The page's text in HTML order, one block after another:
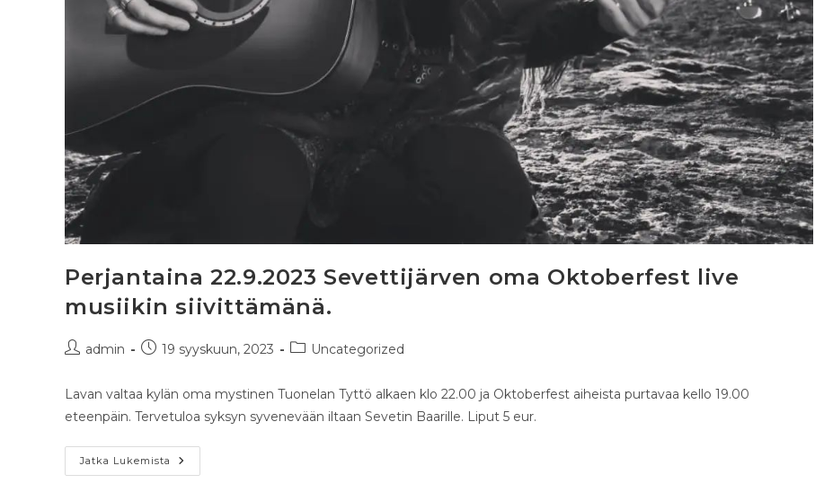
Perjantaina 22.9.2023 Sevettijärven oma Oktoberfest live
musiikin siivittämänä.
admin 19 syyskuun, 2023 Uncategorized
Lavan valtaa kylän oma mystinen Tuonelan Tyttö alkaen klo 22.00 ja Oktoberfest aiheista purtavaa kello 19.00
eteenpäin. Tervetuloa syksyn syvenevään iltaan Sevetin Baarille. Liput 5 eur.
Jatka Lukemista